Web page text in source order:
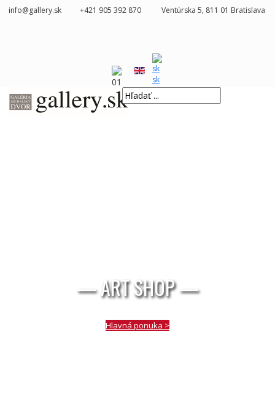
info@gallery.sk +421 905 392 870 Ventúrska 5, 811 01 Bratislava
— ART SHOP —
Hlavná ponuka >